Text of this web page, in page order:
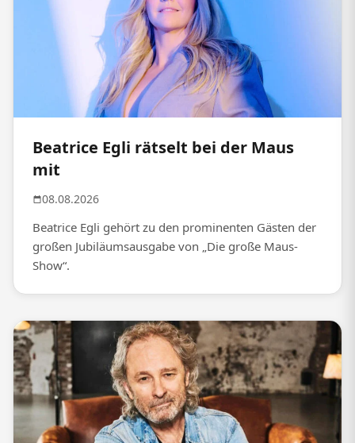
Beatrice Egli rätselt bei der Maus
mit
08.08.2026
Beatrice Egli gehört zu den prominenten Gästen der
großen Jubiläumsausgabe von „Die große Maus-
Show“.